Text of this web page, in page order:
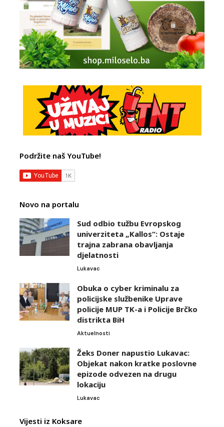
Podržite naš YouTube!
Novo na portalu
Sud odbio tužbu Evropskog
univerziteta „Kallos“: Ostaje
trajna zabrana obavljanja
djelatnosti
Lukavac
Obuka o cyber kriminalu za
policijske službenike Uprave
policije MUP TK-a i Policije Brčko
distrikta BiH
Aktuelnosti
Žeks Doner napustio Lukavac:
Objekat nakon kratke poslovne
epizode odvezen na drugu
lokaciju
Lukavac
Vijesti iz Koksare